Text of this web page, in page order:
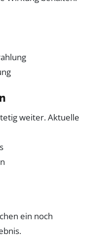
weiter. Aktuelle
ein noch